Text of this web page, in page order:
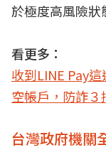
於極度高風險狀
看更多：
收到LINE Pay
空帳戶，防詐３
台灣政府機關